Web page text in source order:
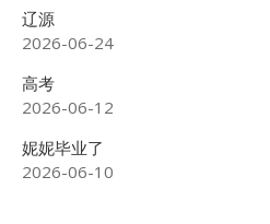
辽源
2026-06-24
高考
2026-06-12
妮妮毕业了
2026-06-10